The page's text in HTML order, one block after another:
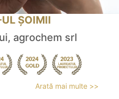
ȘOIMII
agrochem srl
Arată mai multe >>